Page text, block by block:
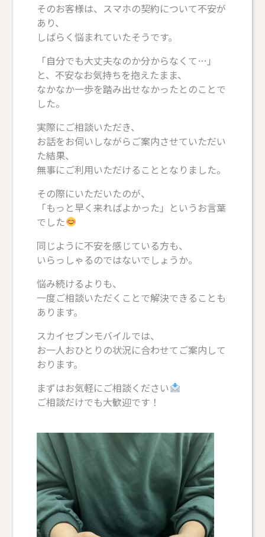
そのお客様は、スマホの契約について不安が
あり、
しばらく悩まれていたそうです。
「自分でも大丈夫なのか分からなくて…」
と、不安なお気持ちを抱えたまま、
なかなか一歩を踏み出せなかったとのことで
した。
実際にご相談いただき、
お話をお伺いしながらご案内させていただい
た結果、
無事にご利用いただけることとなりました。
その際にいただいたのが、
「もっと早く来ればよかった」というお言葉
でした
同じように不安を感じている方も、
いらっしゃるのではないでしょうか。
悩み続けるよりも、
一度ご相談いただくことで解決できることも
あります。
スカイセブンモバイルでは、
お一人おひとりの状況に合わせてご案内して
おります。
まずはお気軽にご相談ください
ご相談だけでも大歓迎です！